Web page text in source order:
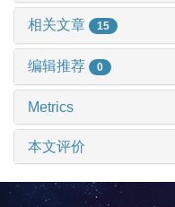
相关文章 15
编辑推荐 0
Metrics
本文评价